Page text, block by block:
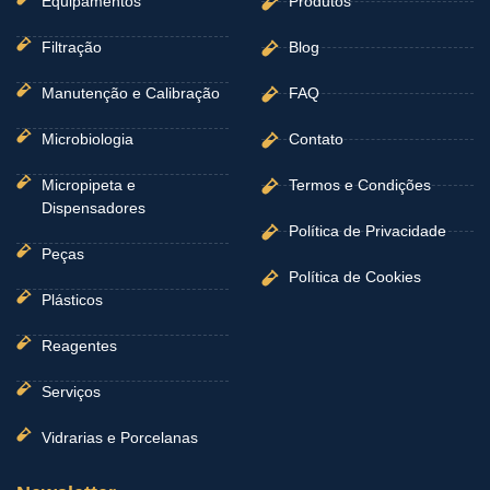
Filtração
Manutenção e Calibração
Microbiologia
Micropipeta e
Dispensadores
Peças
Plásticos
Reagentes
Serviços
Vidrarias e Porcelanas
Blog
FAQ
Contato
Termos e Condições
Política de Privacidade
Política de Cookies